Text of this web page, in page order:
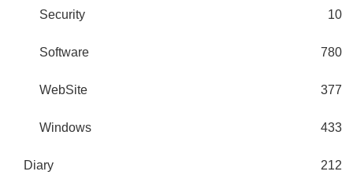
Security 10
Software 780
WebSite 377
Windows 433
Diary 212